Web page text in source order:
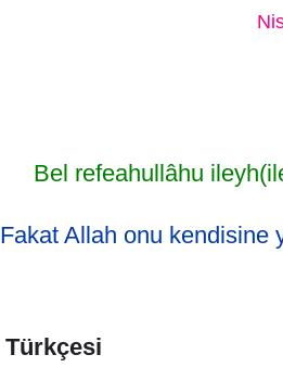
Bel refeahullâhu
Fakat Allah onu kendisine
Türkçesi